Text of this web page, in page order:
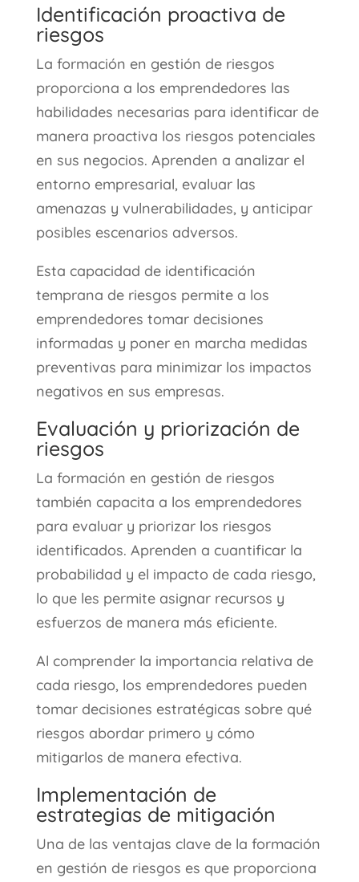
Identificación proactiva de
riesgos
La formación en gestión de riesgos
proporciona a los emprendedores las
habilidades necesarias para identificar de
manera proactiva los riesgos potenciales
en sus negocios. Aprenden a analizar el
entorno empresarial, evaluar las
amenazas y vulnerabilidades, y anticipar
posibles escenarios adversos.
Esta capacidad de identificación
temprana de riesgos permite a los
emprendedores tomar decisiones
informadas y poner en marcha medidas
preventivas para minimizar los impactos
negativos en sus empresas.
Evaluación y priorización de
riesgos
La formación en gestión de riesgos
también capacita a los emprendedores
para evaluar y priorizar los riesgos
identificados. Aprenden a cuantificar la
probabilidad y el impacto de cada riesgo,
lo que les permite asignar recursos y
esfuerzos de manera más eficiente.
Al comprender la importancia relativa de
cada riesgo, los emprendedores pueden
tomar decisiones estratégicas sobre qué
riesgos abordar primero y cómo
mitigarlos de manera efectiva.
Implementación de
estrategias de mitigación
Una de las ventajas clave de la formación
en gestión de riesgos es que proporciona